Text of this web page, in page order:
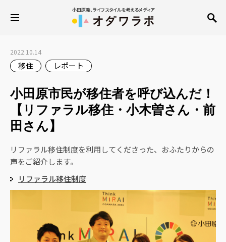
小田原発、ライフスタイルを考えるメディア
2022.10.14
移住 レポート
小田原市民が移住者を呼び込んだ！
【リファラル移住・小木曽さん・前
田さん】
リファラル移住制度を利用してくださった、おふたりからの
声をご紹介します。
リファラル移住制度